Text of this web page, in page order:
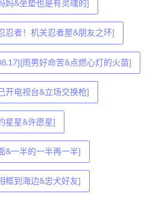
妈&坐垫也是有灵魂的]
忍者！机关忍者屋&朋友之环]
雨男好命苦&点燃心灯的火苗]
开电视台&立场交换枪]
星星&许愿星]
&一半的一半再一半]
框到海边&忠犬好友]